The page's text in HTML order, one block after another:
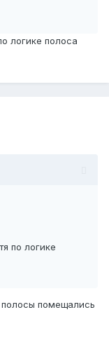
логике полоса
по логике
помещались